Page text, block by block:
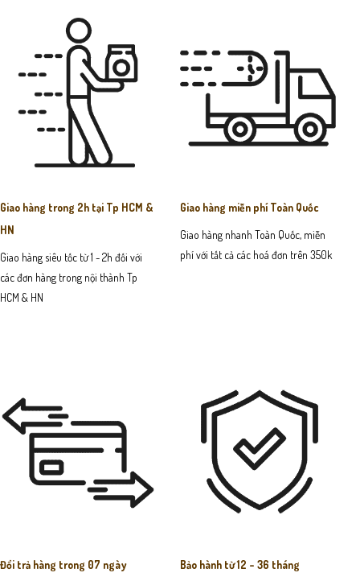
Giao hàng trong 2h tại Tp HCM &
HN
Giao hàng siêu tốc từ 1 - 2h đối với
các đơn hàng trong nội thành Tp
HCM & HN
Giao hàng miễn phí Toàn Quốc
Giao hàng nhanh Toàn Quốc, miễn
phí với tất cả các hoá đơn trên 350k
Đổi trả hàng trong 07 ngày
Bảo hành từ 12 - 36 tháng